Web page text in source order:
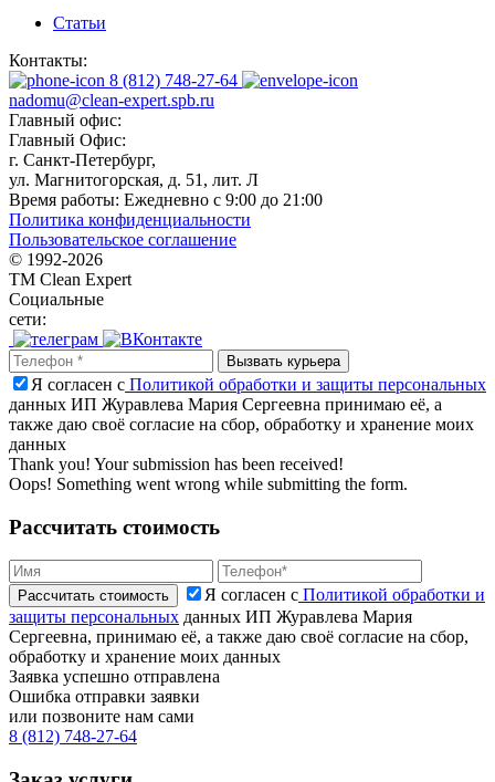
Статьи
Контакты:
8 (812) 748-27-64
nadomu@clean-expert.spb.ru
Главный офис:
Главный Офис:
г. Санкт-Петербург,
ул. Магнитогорская, д. 51, лит. Л
Время работы: Ежедневно с 9:00 до 21:00
Политика конфиденциальности
Пользовательское соглашение
© 1992-2026
TM Clean Expert
Социальные
сети:
Я согласен с Политикой обработки и защиты персональных
данных ИП Журавлева Мария Сергеевна принимаю её, а
также даю своё согласие на сбор, обработку и хранение моих
данных
Thank you! Your submission has been received!
Oops! Something went wrong while submitting the form.
Рассчитать стоимость
Я согласен с Политикой обработки и
защиты персональных данных ИП Журавлева Мария
Сергеевна, принимаю её, а также даю своё согласие на сбор,
обработку и хранение моих данных
Заявка успешно отправлена
Ошибка отправки заявки
или позвоните нам сами
8 (812) 748-27-64